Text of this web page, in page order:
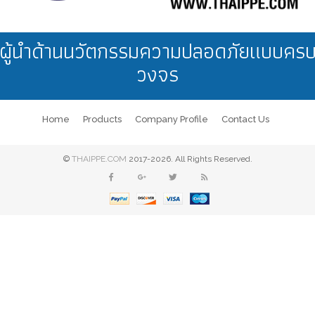
นำด้านนวัตกรรมความปลอดภัยแบบคร
วงจร
Home Products Company Profile Contact Us
© THAIPPE.COM 2017-2026. All Rights Reserved.